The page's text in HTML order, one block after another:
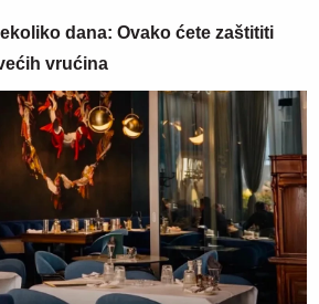
dana: Ovako ćete zaštititi
vrućina